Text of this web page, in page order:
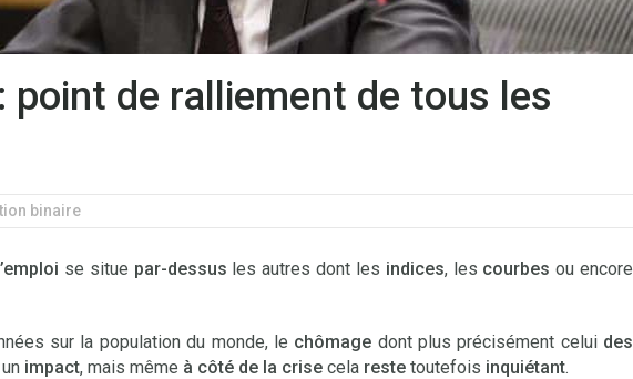
point de ralliement de tous les
binaire
se situe par-dessus les autres dont les indices, les courbes ou encore
sur la population du monde, le chômage dont plus précisément celui des
impact, mais même à côté de la crise cela reste toutefois inquiétant.